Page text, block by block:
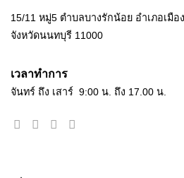
15/11 หมู่5 ตำบลบางรักน้อย อำเภอเมื
จังหวัดนนทบุรี 11000
เวลาทำการ
จันทร์ ถึง เสาร์ 9:00 น. ถึง 17.00 น.